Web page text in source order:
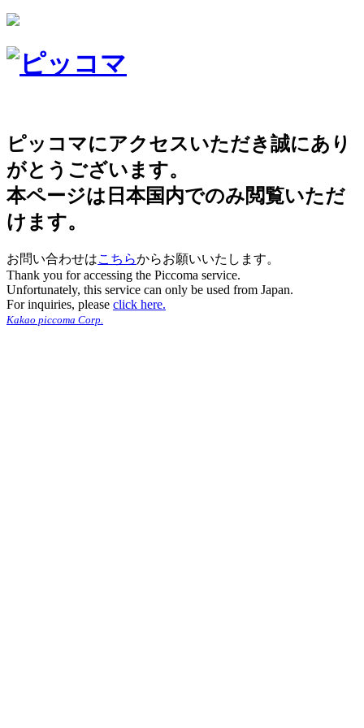
ピッコマにアクセスいただき誠にあり
がとうございます。
本ページは日本国内でのみ閲覧いただ
けます。
お問い合わせはこちらからお願いいたします。
Thank you for accessing the Piccoma service.
Unfortunately, this service can only be used from Japan.
For inquiries, please click here.
Kakao piccoma Corp.